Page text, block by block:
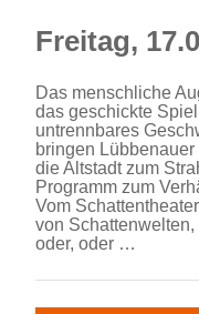
Freitag,
Das menschliche
das geschickte
untrennbares
bringen
die Altstadt zum
Programm zum
Vom
von
oder, oder …